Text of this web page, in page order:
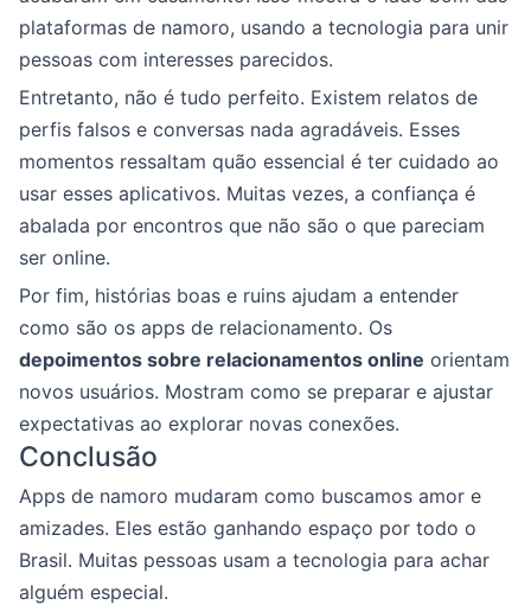
plataformas de namoro, usando a tecnologia para unir
pessoas com interesses parecidos.
Entretanto, não é tudo perfeito. Existem relatos de
perfis falsos e conversas nada agradáveis. Esses
momentos ressaltam quão essencial é ter cuidado ao
usar esses aplicativos. Muitas vezes, a confiança é
abalada por encontros que não são o que pareciam
ser online.
Por fim, histórias boas e ruins ajudam a entender
como são os apps de relacionamento. Os
depoimentos sobre relacionamentos online orientam
novos usuários. Mostram como se preparar e ajustar
expectativas ao explorar novas conexões.
Conclusão
Apps de namoro mudaram como buscamos amor e
amizades. Eles estão ganhando espaço por todo o
Brasil. Muitas pessoas usam a tecnologia para achar
alguém especial.